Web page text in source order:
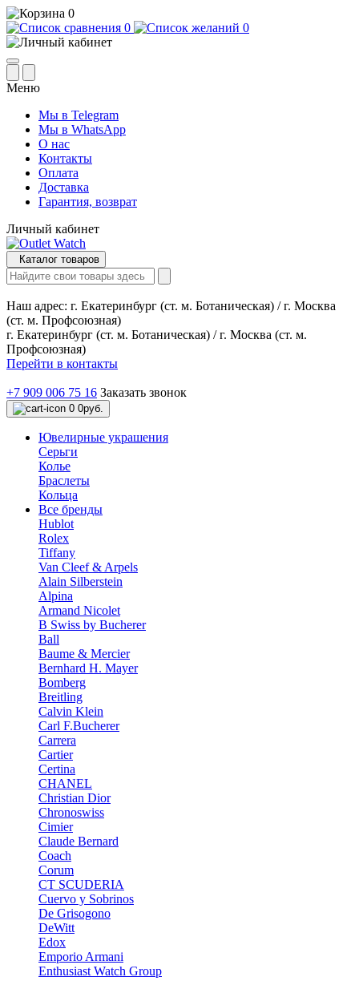
0
0
0
Меню
Мы в Telegram
Мы в WhatsApp
О нас
Контакты
Оплата
Доставка
Гарантия, возврат
Личный кабинет
Каталог товаров
Наш адрес: г. Екатеринбург (ст. м. Ботаническая) / г. Москва
(ст. м. Профсоюзная)
г. Екатеринбург (ст. м. Ботаническая) / г. Москва (ст. м.
Профсоюзная)
Перейти в контакты
+7 909 006 75 16 Заказать звонок
0 0руб.
Ювелирные украшения
Серьги
Колье
Браслеты
Кольца
Все бренды
Hublot
Rolex
Tiffany
Van Cleef & Arpels
Alain Silberstein
Alpina
Armand Nicolet
B Swiss by Bucherer
Ball
Baume & Mercier
Bernhard H. Mayer
Bomberg
Breitling
Calvin Klein
Carl F.Bucherer
Carrera
Cartier
Certina
CHANEL
Christian Dior
Chronoswiss
Cimier
Claude Bernard
Coach
Corum
CT SCUDERIA
Cuervo y Sobrinos
De Grisogono
DeWitt
Edox
Emporio Armani
Enthusiast Watch Group